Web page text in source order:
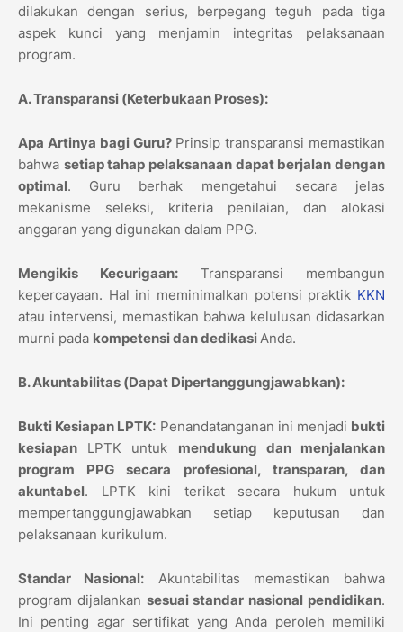
dilakukan dengan serius, berpegang teguh pada tiga
aspek kunci yang menjamin integritas pelaksanaan
program.
A. Transparansi (Keterbukaan Proses):
Apa Artinya bagi Guru?Prinsip transparansi memastikan
bahwa setiap tahap pelaksanaan dapat berjalan dengan
optimal. Guru berhak mengetahui secara jelas
mekanisme seleksi, kriteria penilaian, dan alokasi
anggaran yang digunakan dalam PPG.
Mengikis Kecurigaan: Transparansi membangun
kepercayaan. Hal ini meminimalkan potensi praktik KKN
atau intervensi, memastikan bahwa kelulusan didasarkan
murni pada kompetensi dan dedikasiAnda.
B. Akuntabilitas (Dapat Dipertanggungjawabkan):
Bukti Kesiapan LPTK: Penandatanganan ini menjadi bukti
kesiapan LPTK untuk mendukung dan menjalankan
program PPG secara profesional, transparan, dan
akuntabel. LPTK kini terikat secara hukum untuk
mempertanggungjawabkan setiap keputusan dan
pelaksanaan kurikulum.
Standar Nasional: Akuntabilitas memastikan bahwa
program dijalankan sesuai standar nasional pendidikan.
Ini penting agar sertifikat yang Anda peroleh memiliki